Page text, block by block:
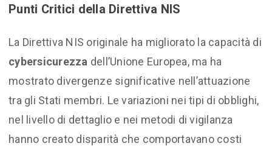
Punti Critici della Direttiva NIS
La Direttiva NIS originale ha migliorato la capacità di
cybersicurezza dell’Unione Europea, ma ha
mostrato divergenze significative nell’attuazione
tra gli Stati membri. Le variazioni nei tipi di obblighi,
nel livello di dettaglio e nei metodi di vigilanza
hanno creato disparità che comportavano costi